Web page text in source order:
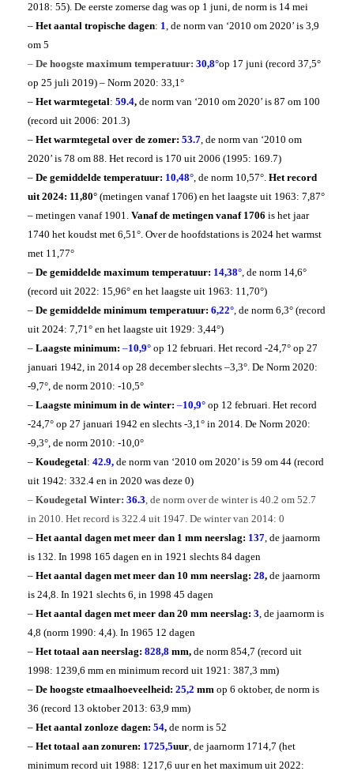
Boeken NSK
Geert Jan van Oldenborgh
Hans de Jong
Jan Buisman
2018: 55). De eerste zomerse dag was op 1 juni, de norm is 14 mei
– Het aantal tropische dagen: 1, de norm van ‘2010 om 2020’ is 3,9
om 5
– De hoogste maximum temperatuur: 30,8°op 17 juni (record 37,5°
op 25 juli 2019) – Norm 2020: 33,1°
– Het warmtegetal: 59.4, de norm van ‘2010 om 2020’ is 87 om 100
(record uit 2006: 201.3)
– Het warmtegetal over de zomer: 53.7, de norm van ‘2010 om
2020’ is 78 om 88. Het record is 170 uit 2006 (1995: 169.7)
– De gemiddelde temperatuur: 10,48°, de norm 10,57°. Het record
uit 2024: 11,80° (metingen vanaf 1706) en het laagste uit 1963: 7,87°
– metingen vanaf 1901. Vanaf de metingen vanaf 1706 is het jaar
1740 het koudst met 6,51°. Over de hoofdstations is 2024 het warmst
met 11,77°
– De gemiddelde maximum temperatuur: 14,38°, de norm 14,6°
(record uit 2022: 15,96° en het laagste uit 1963: 11,70°)
– De gemiddelde minimum temperatuur: 6,22°, de norm 6,3° (record
uit 2024: 7,71° en het laagste uit 1929: 3,44°)
– Laagste minimum: –10,9° op 12 februari. Het record -24,7° op 27
januari 1942, in 2014 op 28 december slechts –3,3°. De Norm 2020:
-9,7°, de norm 2010: -10,5°
– Laagste minimum in de winter: –10,9° op 12 februari. Het record
-24,7° op 27 januari 1942 en slechts -3,1° in 2014. De Norm 2020:
-9,3°, de norm 2010: -10,0°
– Koudegetal: 42.9, de norm van ‘2010 om 2020’ is 59 om 44 (record
uit 1942: 332.4 en in 2020 was deze 0)
– Koudegetal Winter: 36.3, de norm over de winter is 40.2 om 52.7
in 2010. Het record is 322.4 uit 1947. De winter van 2014: 0
– Het aantal dagen met meer dan 1 mm neerslag: 137, de jaarnorm
is 132. In 1998 165 dagen en in 1921 slechts 84 dagen
– Het aantal dagen met meer dan 10 mm neerslag: 28, de jaarnorm
is 24,8. In 1921 slechts 6, in 1998 45 dagen
– Het aantal dagen met meer dan 20 mm neerslag: 3, de jaarnorm is
4,8 (norm 1990: 4,4). In 1965 12 dagen
– Het totaal aan neerslag: 828,8 mm, de norm 854,7 (record uit
1998: 1239,6 mm en minimum record uit 1921: 387,3 mm)
– De hoogste etmaalhoeveelheid: 25,2 mm op 6 oktober, de norm is
36 (record 13 oktober 2013: 63,9 mm)
– Het aantal zonloze dagen: 54, de norm is 52
– Het totaal aan zonuren: 1725,5uur, de jaarnorm 1714,7 (het
minimum record uit 1988: 1217,6 uur en het maximum uit 2022: